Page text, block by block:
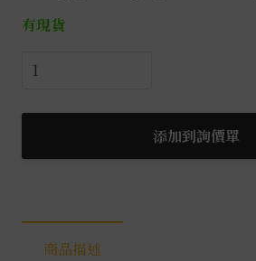
有現貨
格
哥
傳
列
添加到詢價單
商品描述